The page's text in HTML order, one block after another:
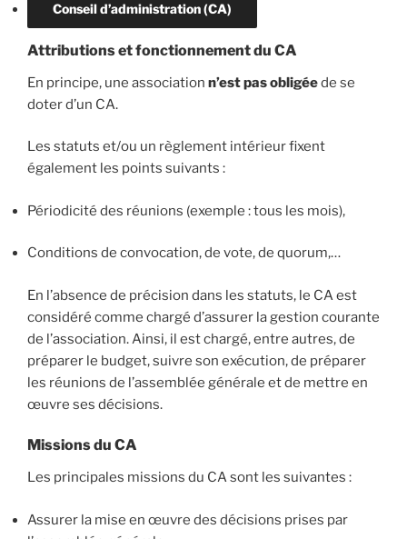
Conseil d’administration (CA)
Attributions et fonctionnement du CA
En principe, une association n’est pas obligéede se
doter d’un CA.
Les statuts et/ou un règlement intérieur fixent
également les points suivants :
Périodicité des réunions (exemple : tous les mois),
Conditions de convocation, de vote, de quorum,…
En l’absence de précision dans les statuts, le CA est
considéré comme chargé d’assurer la gestion courante
de l’association. Ainsi, il est chargé, entre autres, de
préparer le budget, suivre son exécution, de préparer
les réunions de l’assemblée générale et de mettre en
œuvre ses décisions.
Missions du CA
Les principales missions du CA sont les suivantes :
Assurer la mise en œuvre des décisions prises par